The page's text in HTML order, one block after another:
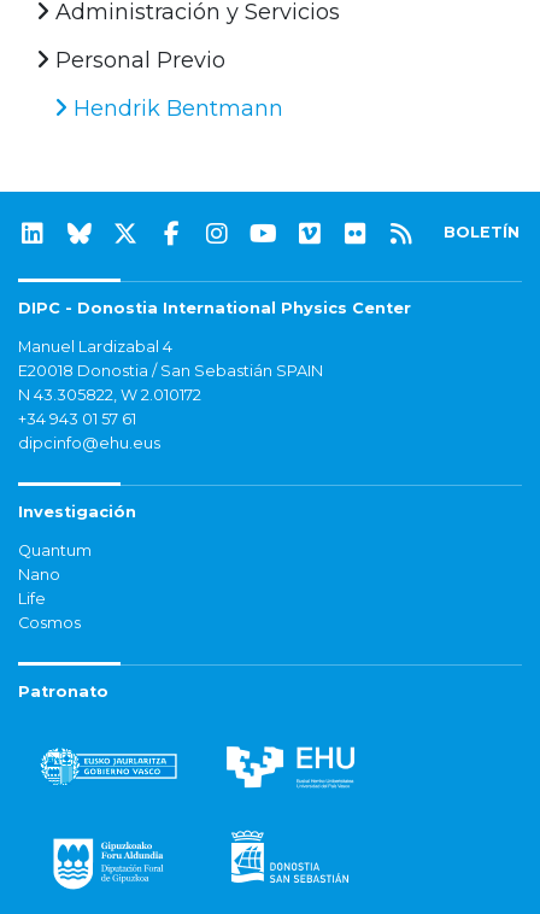
Administración y Servicios
Personal Previo
Hendrik Bentmann
BOLETÍN
DIPC - Donostia International Physics Center
Manuel Lardizabal 4
E20018 Donostia / San Sebastián SPAIN
N 43.305822, W 2.010172
+34 943 01 57 61
dipcinfo@ehu.eus
Investigación
Quantum
Nano
Life
Cosmos
Patronato